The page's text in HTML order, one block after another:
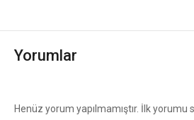
Yorumlar
Henüz yorum yapılmamıştır. İlk yorumu